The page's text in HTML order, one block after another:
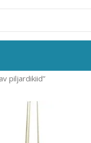
piljardikiid”